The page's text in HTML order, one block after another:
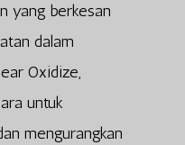
yang berkesan
dalam
Oxidize,
untuk
mengurangkan